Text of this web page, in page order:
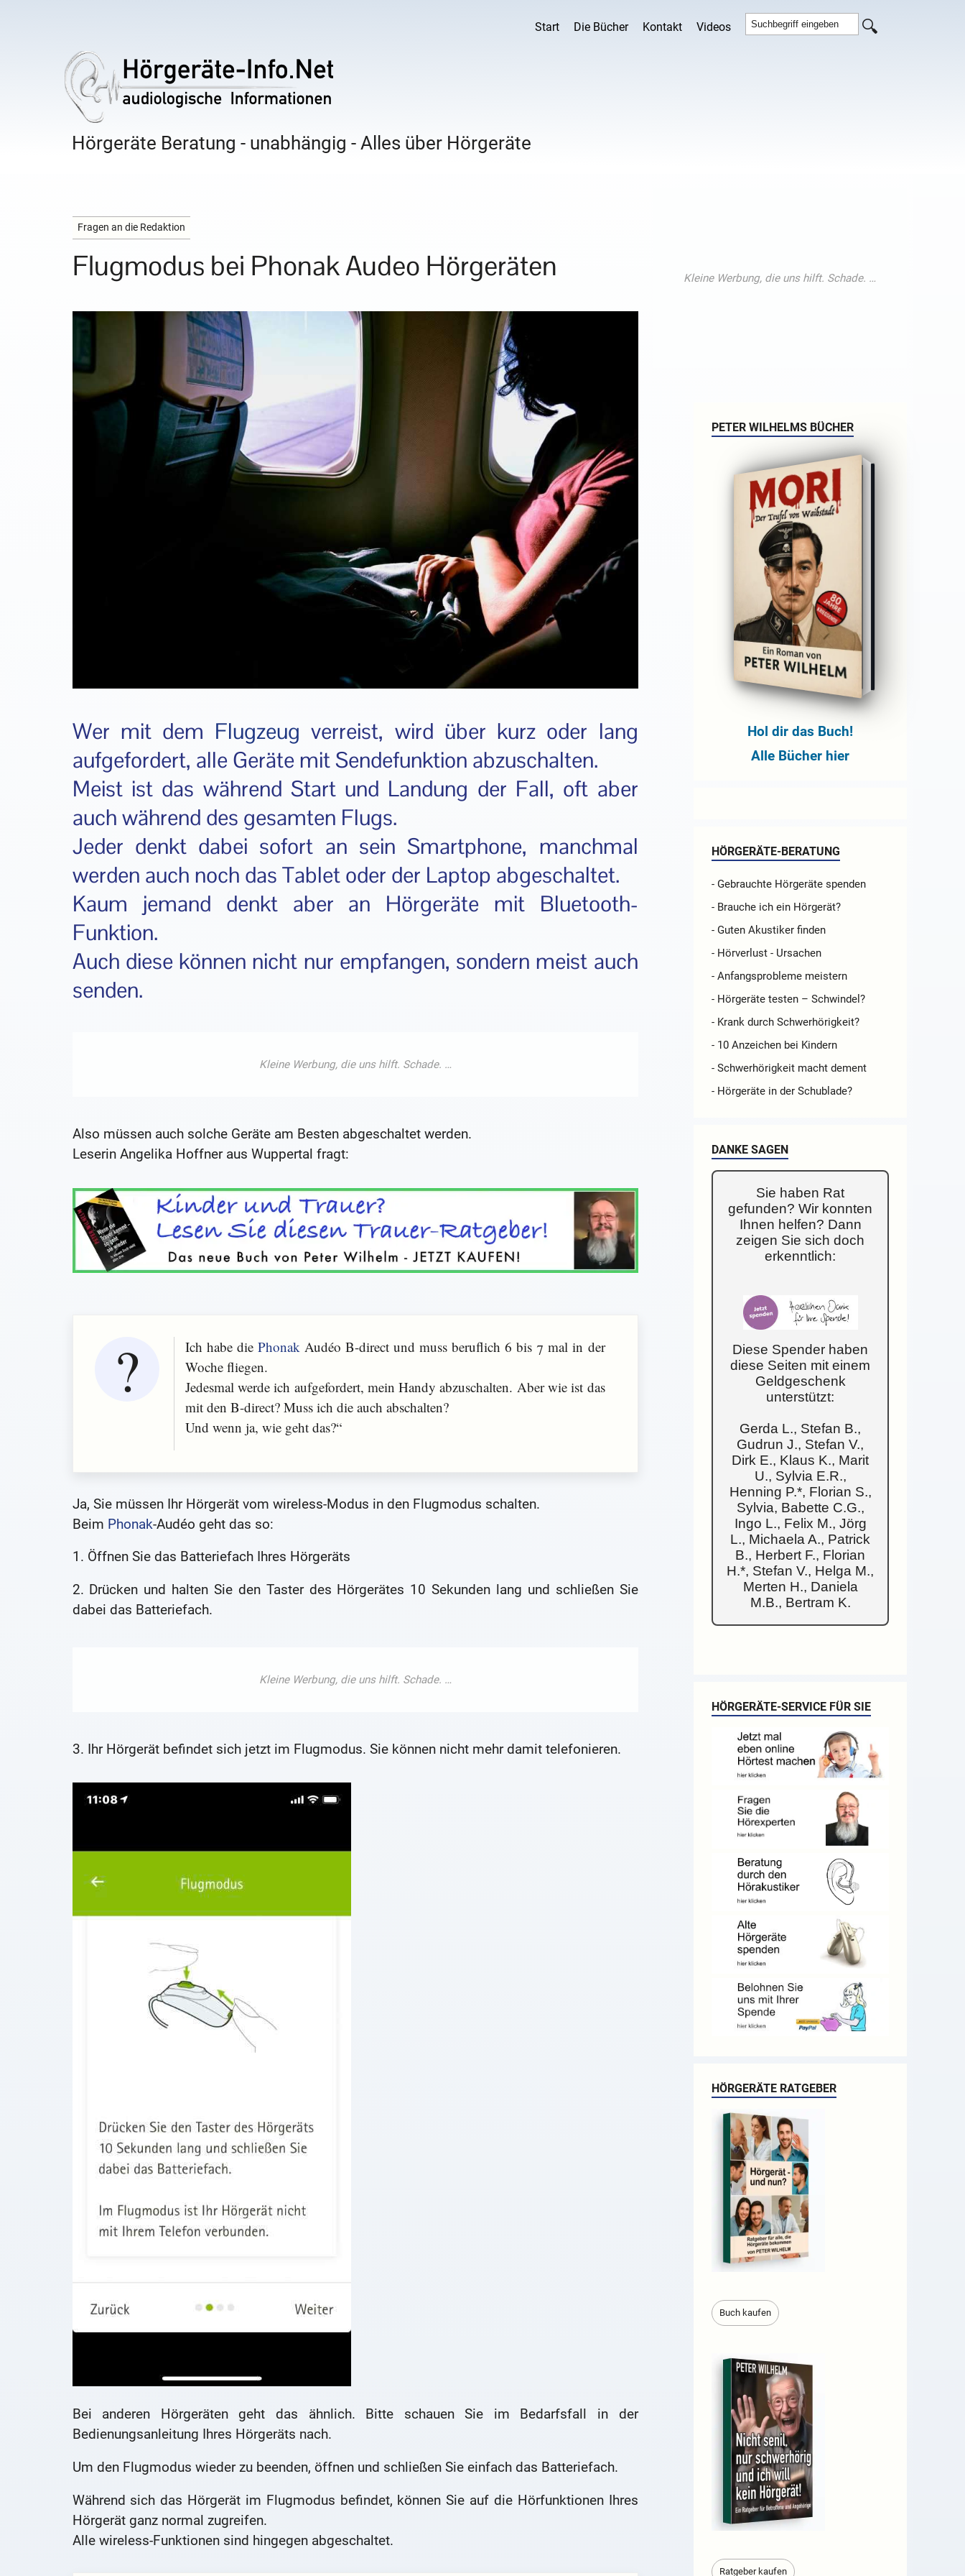
Start Die Bücher Kontakt Videos
Hörgeräte Beratung - unabhängig - Alles über Hörgeräte
Fragen an die Redaktion
Flugmodus bei Phonak Audeo Hörgeräten
Wer mit dem Flugzeug verreist, wird über kurz oder lang
aufgefordert, alle Geräte mit Sendefunktion abzuschalten.
Meist ist das während Start und Landung der Fall, oft aber
auch während des gesamten Flugs.
Jeder denkt dabei sofort an sein Smartphone, manchmal
werden auch noch das Tablet oder der Laptop abgeschaltet.
Kaum jemand denkt aber an Hörgeräte mit Bluetooth-
Funktion.
Auch diese können nicht nur empfangen, sondern meist auch
senden.
Also müssen auch solche Geräte am Besten abgeschaltet werden.
Leserin Angelika Hoffner aus Wuppertal fragt:
Ich habe die Phonak Audéo B-direct und muss beruflich 6 bis 7 mal in der
Woche fliegen.
Jedesmal werde ich aufgefordert, mein Handy abzuschalten. Aber wie ist das
mit den B-direct? Muss ich die auch abschalten?
Und wenn ja, wie geht das?“
Ja, Sie müssen Ihr Hörgerät vom wireless-Modus in den Flugmodus schalten.
Beim Phonak-Audéo geht das so:
1. Öffnen Sie das Batteriefach Ihres Hörgeräts
2. Drücken und halten Sie den Taster des Hörgerätes 10 Sekunden lang und schließen Sie
dabei das Batteriefach.
3. Ihr Hörgerät befindet sich jetzt im Flugmodus. Sie können nicht mehr damit telefonieren.
Bei anderen Hörgeräten geht das ähnlich. Bitte schauen Sie im Bedarfsfall in der
Bedienungsanleitung Ihres Hörgeräts nach.
Um den Flugmodus wieder zu beenden, öffnen und schließen Sie einfach das Batteriefach.
Während sich das Hörgerät im Flugmodus befindet, können Sie auf die Hörfunktionen Ihres
Hörgerät ganz normal zugreifen.
Alle wireless-Funktionen sind hingegen abgeschaltet.
PETER WILHELMS BÜCHER
Hol dir das Buch!
Alle Bücher hier
HÖRGERÄTE-BERATUNG
- Gebrauchte Hörgeräte spenden
- Brauche ich ein Hörgerät?
- Guten Akustiker finden
- Hörverlust - Ursachen
- Anfangsprobleme meistern
- Hörgeräte testen – Schwindel?
- Krank durch Schwerhörigkeit?
- 10 Anzeichen bei Kindern
- Schwerhörigkeit macht dement
- Hörgeräte in der Schublade?
DANKE SAGEN
Sie haben Rat
gefunden? Wir konnten
Ihnen helfen? Dann
zeigen Sie sich doch
erkenntlich:
Diese Spender haben
diese Seiten mit einem
Geldgeschenk
unterstützt:
Gerda L., Stefan B.,
Gudrun J., Stefan V.,
Dirk E., Klaus K., Marit
U., Sylvia E.R.,
Henning P.*, Florian S.,
Sylvia, Babette C.G.,
Ingo L., Felix M., Jörg
L., Michaela A., Patrick
B., Herbert F., Florian
H.*, Stefan V., Helga M.,
Merten H., Daniela
M.B., Bertram K.
HÖRGERÄTE-SERVICE FÜR SIE
HÖRGERÄTE RATGEBER
Buch kaufen
Ratgeber kaufen